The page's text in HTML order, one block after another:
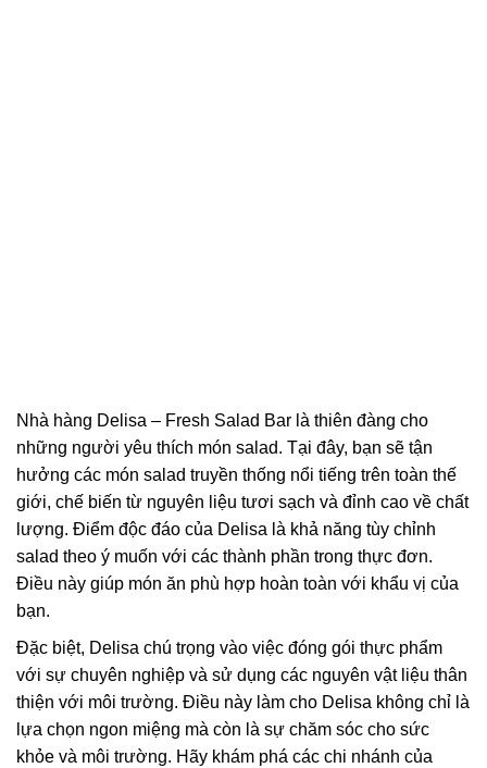
Nhà hàng Delisa – Fresh Salad Bar là thiên đàng cho
những người yêu thích món salad. Tại đây, bạn sẽ tận
hưởng các món salad truyền thống nổi tiếng trên toàn thế
giới, chế biến từ nguyên liệu tươi sạch và đỉnh cao về chất
lượng. Điểm độc đáo của Delisa là khả năng tùy chỉnh
salad theo ý muốn với các thành phần trong thực đơn.
Điều này giúp món ăn phù hợp hoàn toàn với khẩu vị của
bạn.
Đặc biệt, Delisa chú trọng vào việc đóng gói thực phẩm
với sự chuyên nghiệp và sử dụng các nguyên vật liệu thân
thiện với môi trường. Điều này làm cho Delisa không chỉ là
lựa chọn ngon miệng mà còn là sự chăm sóc cho sức
khỏe và môi trường. Hãy khám phá các chi nhánh của